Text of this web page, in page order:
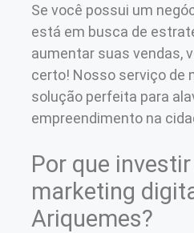
Se você possui um
está em busca de
aumentar suas vendas,
certo! Nosso serviço de
solução perfeita para
empreendimento na
Por que
marketing
Ariquemes?